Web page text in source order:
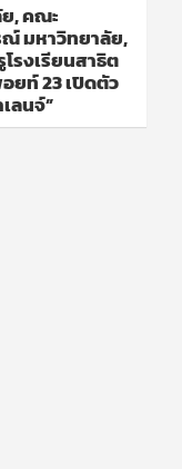
, คณะ
มหาวิทยาลัย,
รงเรียนสาธิต
ยท์ 23 เปิดตัว
ลนจ์”